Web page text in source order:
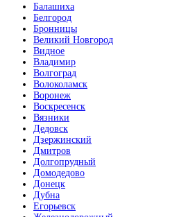
Балашиха
Белгород
Бронницы
Великий Новгород
Видное
Владимир
Волгоград
Волоколамск
Воронеж
Воскресенск
Вязники
Дедовск
Дзержинский
Дмитров
Долгопрудный
Домодедово
Донецк
Дубна
Егорьевск